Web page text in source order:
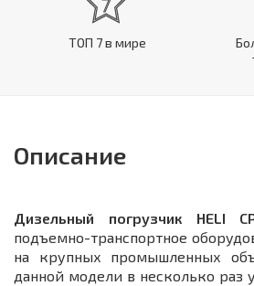
ТОП 7 в мире
Описание
Дизельный погрузчик HELI
подъемно-транспортное
на крупных промышленных
данной модели в несколько раз